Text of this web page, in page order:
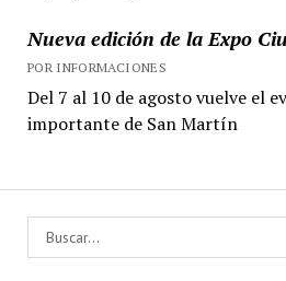
Nueva edición de la Expo
POR INFORMACIONES
Del 7 al 10 de agosto vuelve el
importante de San Martín